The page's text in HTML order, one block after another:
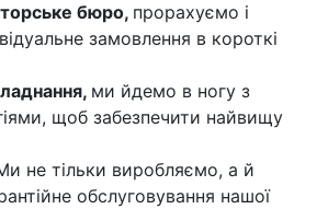
бюро, прорахуємо і
замовлення в короткі
ми йдемо в ногу з
щоб забезпечити найвищу
не тільки виробляємо, а й
обслуговування нашої